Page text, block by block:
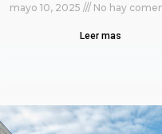
mayo 10, 2025 No hay
Leer mas